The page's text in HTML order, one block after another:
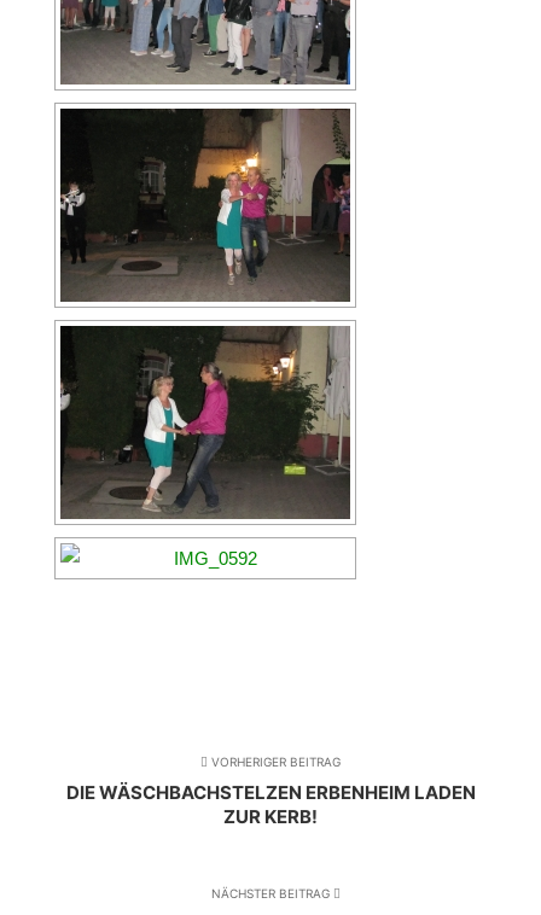
VORHERIGER BEITRAG
DIE WÄSCHBACHSTELZEN ERBENHEIM LADEN
ZUR KERB!
NÄCHSTER BEITRAG